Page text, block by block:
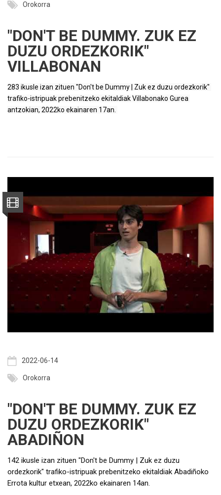
Orokorra
"DON'T BE DUMMY. ZUK EZ
DUZU ORDEZKORIK"
VILLABONAN
283 ikusle izan zituen "Don't be Dummy | Zuk ez duzu ordezkorik"
trafiko-istripuak prebenitzeko ekitaldiak Villabonako Gurea
antzokian, 2022ko ekainaren 17an.
2022-06-14
Orokorra
"DON'T BE DUMMY. ZUK EZ
DUZU ORDEZKORIK"
ABADIÑON
142 ikusle izan zituen "Don't be Dummy | Zuk ez duzu
ordezkorik" trafiko-istripuak prebenitzeko ekitaldiak Abadiñoko
Errota kultur etxean, 2022ko ekainaren 14an.